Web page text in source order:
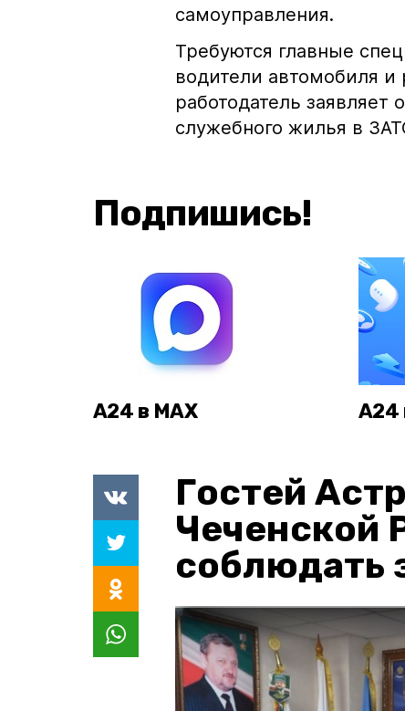
самоуправления.
Требуются главные
водители автомобиля и
работодатель
служебного жилья в
Подпишись!
А24 в MAX А24
Гостей
Чеченской
соблюдать